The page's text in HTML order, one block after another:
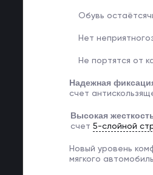
Обувь остаётся
Нет неприятного
Не портятся от
Надежная
счет
Высокая
счет5-слойной
Новый уровень
мягкого